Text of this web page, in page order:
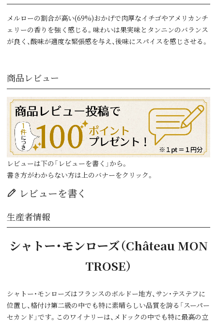
メルローの割合が高い(69%)おかげで肉厚なイチゴやアメリカンチ
ェリーの香りを強く感じる。味わいは果実味とタンニンのバランス
が良く、酸味が適度な緊張感を与え、後味にスパイスを感じさせる。
商品レビュー
レビューは下の「レビューを書く」から。
書き方がわからない方は上のバナーをクリック。
レビューを書く
生産者情報
シャトー・モンローズ（Château MON
TROSE）
シャトー・モンローズはフランスのボルドー地方、サン・テステフに
位置し、格付け第二級の中でも特に素晴らしい品質を誇る「スーパー
セカンド」です。このワイナリーは、メドックの中でも特に最高の立